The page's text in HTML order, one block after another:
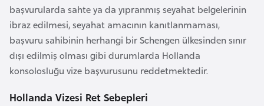
l
e
r
i
başvurularda sahte ya da yıpranmış seyahat belgelerinin
ibraz edilmesi, seyahat amacının kanıtlanmaması,
başvuru sahibinin herhangi bir Schengen ülkesinden sınır
dışı edilmiş olması gibi durumlarda Hollanda
konsolosluğu vize başvurusunu reddetmektedir.
Hollanda Vizesi Ret Sebepleri
a
A
z
r